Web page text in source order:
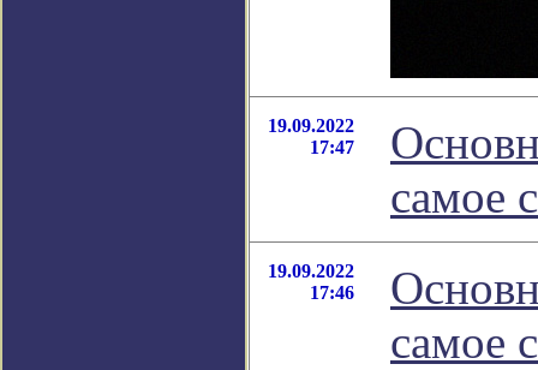
19.09.2022
17:47
самое
19.09.2022
17:46
самое